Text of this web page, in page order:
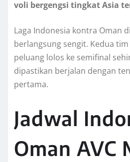
voli bergengsi tingkat Asia
Laga Indonesia kontra Oman
berlangsung sengit. Kedua
peluang lolos ke semifinal
dipastikan berjalan dengan
pertama.
Jadwal
Oman AVC